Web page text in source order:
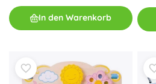
In den Warenkorb